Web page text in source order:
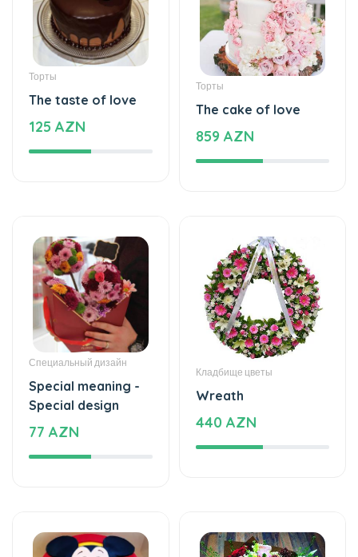
Торты
The taste of love
125 AZN
Торты
The cake of love
859 AZN
Специальный дизайн
Special meaning -
Special design
77 AZN
Кладбище цветы
Wreath
440 AZN